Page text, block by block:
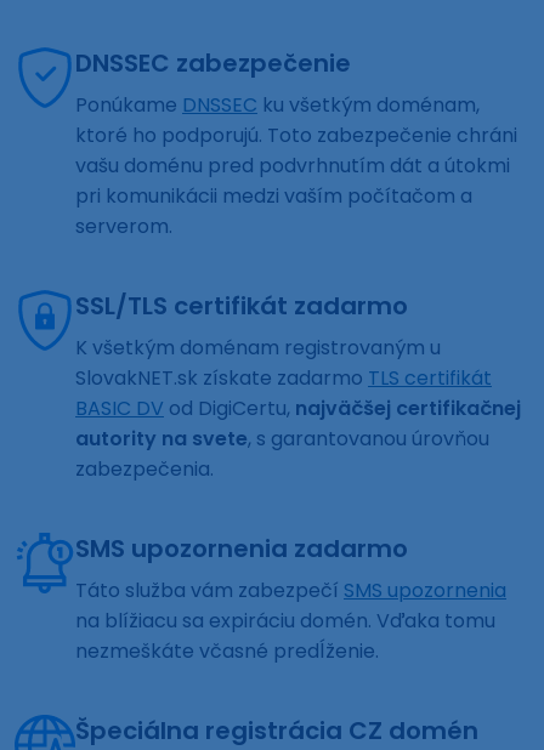
DNSSEC zabezpečenie
Ponúkame DNSSEC ku všetkým doménam,
ktoré ho podporujú. Toto zabezpečenie chráni
vašu doménu pred podvrhnutím dát a útokmi
pri komunikácii medzi vaším počítačom a
serverom.
SSL/TLS certifikát zadarmo
K všetkým doménam registrovaným u
SlovakNET.sk získate zadarmo TLS certifikát
BASIC DV od DigiCertu, najväčšej certifikačnej
autority na svete, s garantovanou úrovňou
zabezpečenia.
SMS upozornenia zadarmo
Táto služba vám zabezpečí SMS upozornenia
na blížiacu sa expiráciu domén. Vďaka tomu
nezmeškáte včasné predĺženie.
Špeciálna registrácia CZ domén